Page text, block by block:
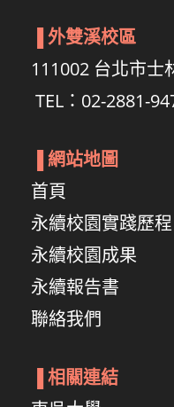
外雙溪校區
111002 台北市士
TEL：02-2881-
網站地圖
首頁
永續校園實踐歷程
永續校園成果
永續報告書
聯絡我們
相關連結